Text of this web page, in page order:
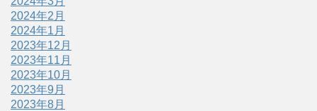
2024年2月
2024年1月
2023年12月
2023年11月
2023年10月
2023年9月
2023年8月